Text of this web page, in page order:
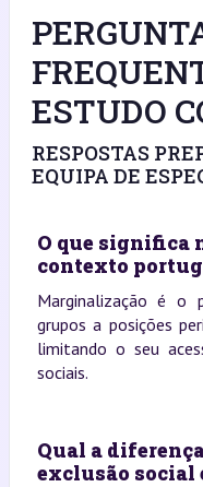
ESTUDO
RESPOSTAS
EQUIPA DE
O que significa
contexto
Marginalização é o
grupos a posições
limitando o seu
sociais.
Qual a
exclusão social